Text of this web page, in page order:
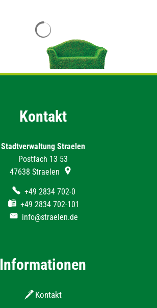
Kontakt
Stadtverwaltung Straelen
Postfach 13 53
47638 Straelen
+49 2834 702-0
+49 2834 702-101
info@straelen.de
Informationen
Kontakt